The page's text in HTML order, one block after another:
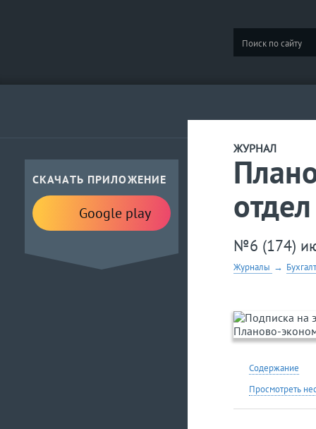
СКАЧАТЬ ПРИЛОЖЕНИЕ
Google play
ЖУРНАЛ
отдел
№6 (174)
Журналы →
Содержание
Просмотреть